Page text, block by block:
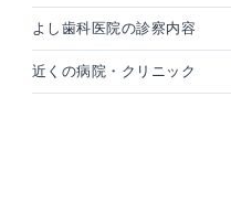
よし歯科医院の診察内容
近くの病院・クリニック